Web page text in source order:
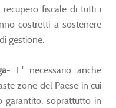
fiscale di tutti i
costretti a sostenere
gestione.
- E' necessario anche
zone del Paese in cui
garantito, soprattutto in